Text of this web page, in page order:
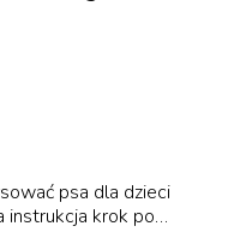
psa dla dzieci
instrukcja krok po